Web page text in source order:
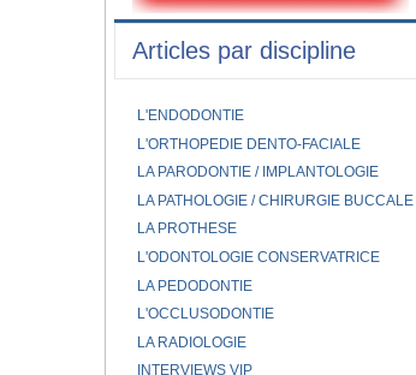
Articles par discipline
L'ENDODONTIE
L'ORTHOPEDIE DENTO-FACIALE
LA PARODONTIE / IMPLANTOLOGIE
LA PATHOLOGIE / CHIRURGIE BUCCALE
LA PROTHESE
L'ODONTOLOGIE CONSERVATRICE
LA PEDODONTIE
L'OCCLUSODONTIE
LA RADIOLOGIE
INTERVIEWS VIP